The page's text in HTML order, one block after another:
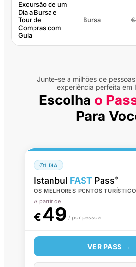
Excursão de um
Dia a Bursa e
Tour de
Compras com
Guia
Bursa
Junte-se a milhões de
experiência perfeita em
Escolha o
Para
1 DIA
Istanbul FAST Pass®
OS MELHORES PONTOS
A partir de
€49 / por pessoa
VER PASS →